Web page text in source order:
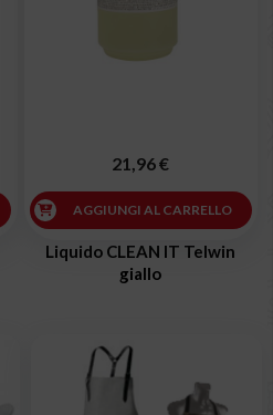
Liquido CLEAN IT Telwin
giallo
21,96 €
AGGIUNGI AL CARRELLO